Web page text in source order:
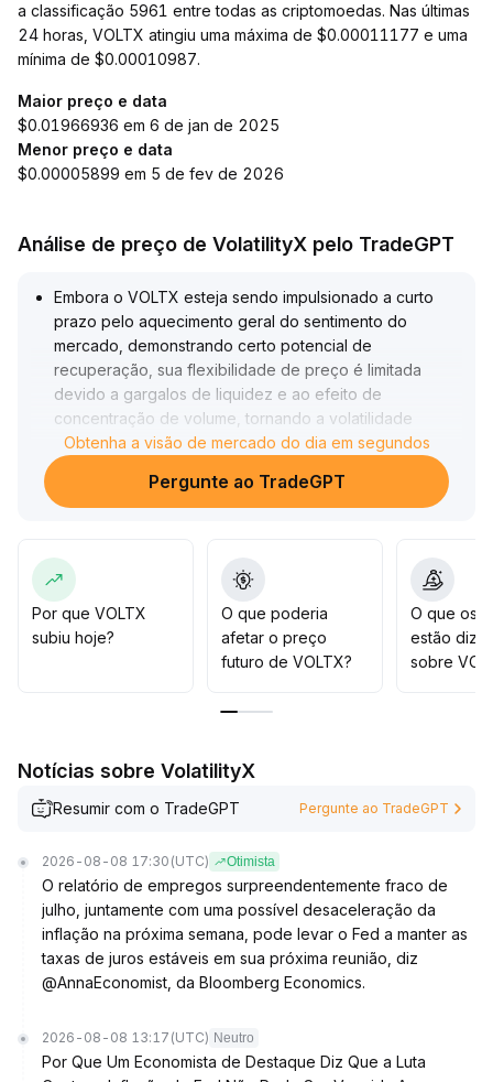
a classificação 5961 entre todas as criptomoedas. Nas últimas
24 horas, VOLTX atingiu uma máxima de $0.00011177 e uma
mínima de $0.00010987.
Maior preço e data
$0.01966936 em 6 de jan de 2025
Menor preço e data
$0.00005899 em 5 de fev de 2026
Análise de preço de VolatilityX pelo TradeGPT
Embora o VOLTX esteja sendo impulsionado a curto
prazo pelo aquecimento geral do sentimento do
mercado, demonstrando certo potencial de
recuperação, sua flexibilidade de preço é limitada
devido a gargalos de liquidez e ao efeito de
concentração de volume, tornando a volatilidade
facilmente ampliada.
Recomenda-se que os investidores acompanhem os
suportes e resistências-chave na faixa de 2,20—2,50,
curtas, cumpram rigorosamente os limites de lucro e
perda, e estejam atentos a possíveis recuos rápidos
após períodos de euforia.
Obtenha a visão de mercado do dia em segundos
Pergunte ao TradeGPT
Por que VOLTX
subiu hoje?
O que poderia
afetar o preço
futuro de VOLTX?
O que os
estão
sobre
Notícias sobre VolatilityX
Resumir com o TradeGPT Pergunte ao TradeGPT
2026-08-08 17:30 (UTC) Otimista
O relatório de empregos surpreendentemente fraco de
julho, juntamente com uma possível desaceleração da
inflação na próxima semana, pode levar o Fed a manter as
taxas de juros estáveis em sua próxima reunião, diz
@AnnaEconomist, da Bloomberg Economics.
2026-08-08 13:17 (UTC) Neutro
Por Que Um Economista de Destaque Diz Que a Luta